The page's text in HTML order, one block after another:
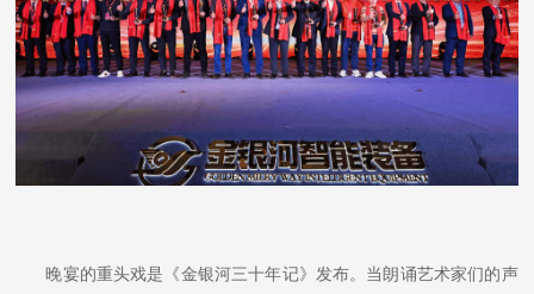
晚宴的重头戏是《金银河三十年记》发布。当朗诵艺术家们的声